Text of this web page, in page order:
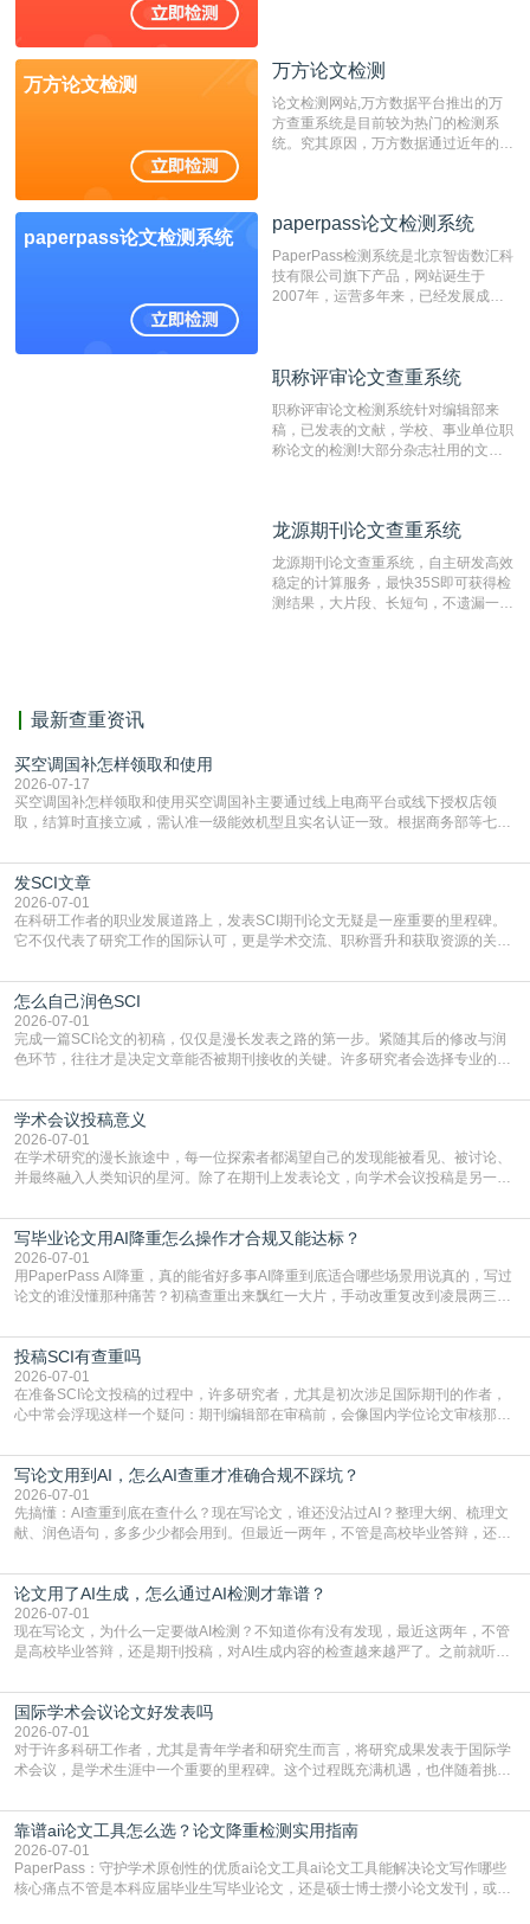
万方论文检测
万方论文检测
论文检测网站,万方数据平台推出的万
方查重系统是目前较为热门的检测系
统。究其原因，万方数据通过近年的发
非。其次，相对于知网而言，万方检测
重的推荐系统。
paperpass论文检测系统
paperpass论文检测系统
PaperPass检测系统是北京智齿数汇科
技有限公司旗下产品，网站诞生于
2007年，运营多年来，已经发展成为
检测速度快、精度高，市场反映良好。
职称评审论文查重系统
职称评审论文检测系统针对编辑部来
稿，已发表的文献，学校、事业单位职
称论文的检测!大部分杂志社用的文献
编辑部检测来稿和已发表的文献,检测
测时注意填写第一作者,才能排除已发
表文献复制比。（限制字符数1万）
龙源期刊论文查重系统
龙源期刊论文查重系统，自主研发高效
稳定的计算服务，最快35S即可获得检
测结果，大片段、长短句，不遗漏一处
最新查重资讯
买空调国补怎样领取和使用
2026-07-17
买空调国补怎样领取和使用买空调国补主要通过线上电商平台或线下授权店领
取，结算时直接立减‌，需认准一级能效机型且实名认证一致。根据商务部等七部
能领到补贴首选‌京东APP‌搜索专属口令(如【家电补贴1637】、【国补立省
4949】等，口令会随活动更新，以页面显示为准)进入补贴专场。淘宝/天猫也可
复制粘贴【8$FKFGgJq
发SCI文章
2026-07-01
在科研工作者的职业发展道路上，发表SCI期刊论文无疑是一座重要的里程碑。
它不仅代表了研究工作的国际认可，更是学术交流、职称晋升和获取资源的关键
战与困惑。从选题立意到投稿回应，每一步都需要精心的策略与扎实的工作。本
篇AEIC学术交流中心小编就为大家介绍“发SCI文章”。一、精准定位是成功的第
一步发表SCI文章，首要解决的问题是“投
怎么自己润色SCI
2026-07-01
完成一篇SCI论文的初稿，仅仅是漫长发表之路的第一步。紧随其后的修改与润
色环节，往往才是决定文章能否被期刊接收的关键。许多研究者会选择专业的语
质量，更能在此过程中深化对学术写作的理解。如何系统、高效地打磨自己的论
文，使其在语言和学术表达上更符合国际期刊的要求，是每位研究者值得投入学
习的技能。本篇AEIC学术交流中心小编就为大家介
学术会议投稿意义
2026-07-01
在学术研究的漫长旅途中，每一位探索者都渴望自己的发现能被看见、被讨论、
并最终融入人类知识的星河。除了在期刊上发表论文，向学术会议投稿是另一个
广阔学术天地的大门，连接着个体研究与社会网络。本篇AEIC学术交流中心小编
就为大家介绍“学术会议投稿意义”。一、加速研究成果的传播与反馈学术会议通
常具有周期短、时效性强的特点。相比期刊漫长的
写毕业论文用AI降重怎么操作才合规又能达标？
2026-07-01
用PaperPass AI降重，真的能省好多事AI降重到底适合哪些场景用说真的，写过
论文的谁没懂那种痛苦？初稿查重出来飘红一大片，手动改重复改到凌晨两三
到秃头。这时候靠谱的AI降重真的就是救命稻草，选对工具，半天就能搞定你两
三天都做不完的事。不是所有人都需要用AI降重，但如果你符合下面这些场景，
真的可以试试：初稿写完重复率远超要
投稿SCI有查重吗
2026-07-01
在准备SCI论文投稿的过程中，许多研究者，尤其是初次涉足国际期刊的作者，
心中常会浮现这样一个疑问：期刊编辑部在审稿前，会像国内学位论文审核那
论文的初审通过率。实际上，SCI期刊对重复内容的审查是严谨投稿流程中不可
或缺的一环。本篇AEIC学术交流中心小编就为大家介绍“投稿SCI有查重吗”。
一、查重是标准流程答案是明确的：绝大多数S
写论文用到AI，怎么AI查重才准确合规不踩坑？
2026-07-01
先搞懂：AI查重到底在查什么？现在写论文，谁还没沾过AI？整理大纲、梳理文
献、润色语句，多多少少都会用到。但最近一两年，不管是高校毕业答辩，还是
须加做AI查重。很多人分不清，AI查重和普通查重到底有啥区别？这里说透：普
通查重查的是你的文字和已公开文献的重复比例，防的是抄袭；AI查重查的是你
的内容里，有多少是AI生成的，防的是过
论文用了AI生成，怎么通过AI检测才靠谱？
2026-07-01
现在写论文，为什么一定要做AI检测？不知道你有没有发现，最近这两年，不管
是高校毕业答辩，还是期刊投稿，对AI生成内容的检查越来越严了。之前就听身
要求修改，还差点被判定学术不规范，真的太冤了。现在国内多数高校和核心期
刊，都已经明确出台了相关规定：如果使用AI生成内容辅助写作，必须明确标
注，未标注的AI生成内容会被认定为不符合学
国际学术会议论文好发表吗
2026-07-01
对于许多科研工作者，尤其是青年学者和研究生而言，将研究成果发表于国际学
术会议，是学术生涯中一个重要的里程碑。这个过程既充满机遇，也伴随着挑
疑问：国际学术会议论文到底好不好发表？其价值和难度究竟如何衡量。本篇
AEIC学术交流中心小编就为大家介绍“国际学术会议论文好发表吗”。一、会议论
文发表的相对优势与期刊论文相比，国际会议论文的发
靠谱ai论文工具怎么选？论文降重检测实用指南
2026-07-01
PaperPass：守护学术原创性的优质ai论文工具ai论文工具能解决论文写作哪些
核心痛点不管是本科应届毕业生写毕业论文，还是硕士博士攒小论文发刊，或是